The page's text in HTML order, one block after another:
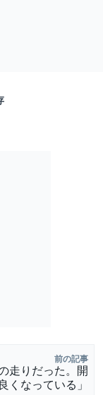
前の記事
走りだった。開
くなっている」